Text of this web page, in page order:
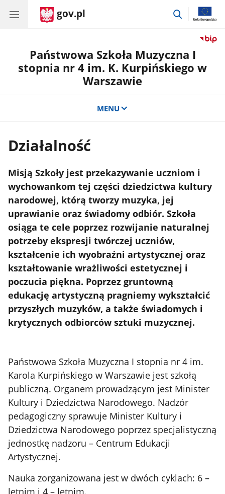
gov.pl
przejdź
Państwowa Szkoła Muzyczna I
stopnia nr 4 im. K. Kurpińskiego w
Warszawie
MENU
Działalność
Misją Szkoły jest przekazywanie uczniom i
wychowankom tej części dziedzictwa kultury
narodowej, którą tworzy muzyka, jej
uprawianie oraz świadomy odbiór. Szkoła
osiąga te cele poprzez rozwijanie naturalnej
potrzeby ekspresji twórczej uczniów,
kształcenie ich wyobraźni artystycznej oraz
kształtowanie wrażliwości estetycznej i
poczucia piękna. Poprzez gruntowną
edukację artystyczną pragniemy wykształcić
przyszłych muzyków, a także świadomych i
krytycznych odbiorców sztuki muzycznej.
Państwowa Szkoła Muzyczna I stopnia nr 4 im.
Karola Kurpińskiego w Warszawie jest szkołą
publiczną. Organem prowadzącym jest Minister
Kultury i Dziedzictwa Narodowego. Nadzór
pedagogiczny sprawuje Minister Kultury i
Dziedzictwa Narodowego poprzez specjalistyczną
jednostkę nadzoru – Centrum Edukacji
Artystycznej.
Nauka zorganizowana jest w dwóch cyklach: 6 –
letnim i 4 – letnim.